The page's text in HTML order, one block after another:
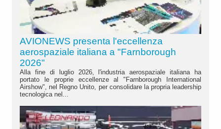
AVIONEWS presenta l'eccellenza
aerospaziale italiana a "Farnborough
2026"
Alla fine di luglio 2026, l'industria aerospaziale italiana ha
portato le proprie eccellenze al "Farnborough International
Airshow", nel Regno Unito, per consolidare la propria leadership
tecnologica nel...